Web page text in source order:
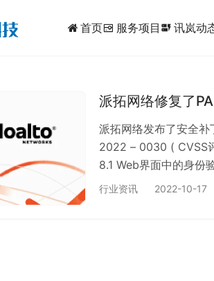
首页 服务项目 dynamic_form 讯岚动
派拓网络修复了
派拓网络发布了安全
2022 – 0030 ( CVSS
8.1 Web界面中的身份
知识的网络攻击者模拟
行业资讯 2022-10-17